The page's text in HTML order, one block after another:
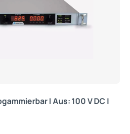
| Aus: 100 V DC |